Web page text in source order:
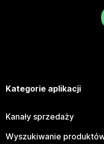
Kategorie aplikacji
Kanały sprzedaży
Wyszukiwanie